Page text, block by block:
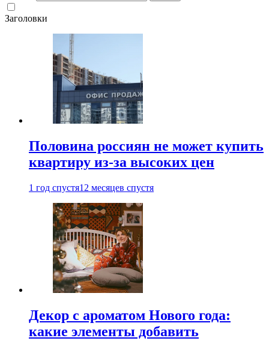
Заголовки
Половина россиян не может купить
квартиру из-за высоких цен
1 год спустя12 месяцев спустя
Декор с ароматом Нового года:
какие элементы добавить